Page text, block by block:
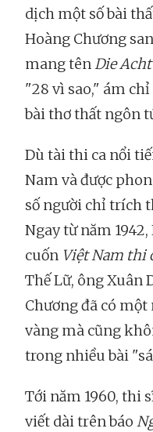
dịch một số bài
Hoàng Chương
mang tênDie
"28 vì sao," ám
bài thơ thất ngôn
Dù tài thi ca nổi
Nam và được
số người chỉ trích
Ngay từ năm
cuốn Việt Nam thi
Thế Lữ, ông Xuân
Chương đã có
vàng mà cũng
trong nhiều bài
Tới năm 1960, thi
viết dài trên báo